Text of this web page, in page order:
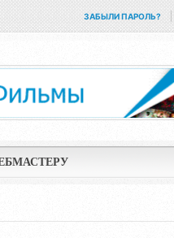
ЗАБЫЛИ ПАРОЛЬ?